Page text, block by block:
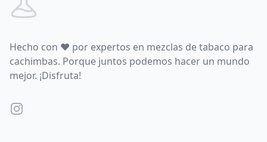
Hecho con ♥ por expertos en mezclas de tabaco para
cachimbas. Porque juntos podemos hacer un mundo
mejor. ¡Disfruta!
Instagram